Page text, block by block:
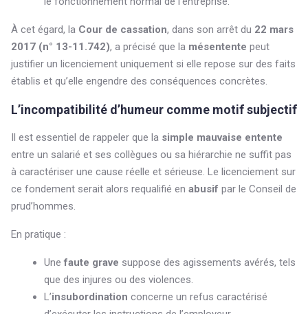
À cet égard, la Cour de cassation, dans son arrêt du 22 mars
2017 (n° 13-11.742), a précisé que la mésentente peut
justifier un licenciement uniquement si elle repose sur des faits
établis et qu’elle engendre des conséquences concrètes.
L’incompatibilité d’humeur comme motif subjectif
Il est essentiel de rappeler que la simple mauvaise entente
entre un salarié et ses collègues ou sa hiérarchie ne suffit pas
à caractériser une cause réelle et sérieuse. Le licenciement sur
ce fondement serait alors requalifié en abusif par le Conseil de
prud’hommes.
En pratique :
Unefaute grave suppose des agissements avérés, tels
que des injures ou des violences.
L’insubordination concerne un refus caractérisé